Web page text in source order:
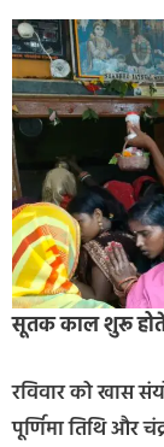
सूतक काल शुरू
रविवार को खास
पूर्णिमा तिथि और